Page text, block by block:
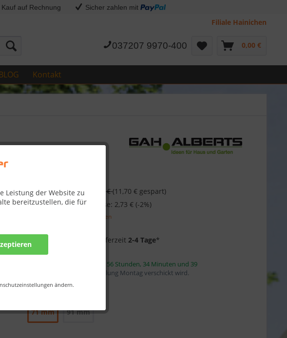
Kauf auf Rechnung Sicher zahlen mit
Filiale Hainichen
037207 9970-400 0,00 €
Kontakt
Leistung der Website zu
bereitzustellen, die für
ändern.
2,79 € 14,49 €(11,70 € gespart)
Skonto-Preis bei Vorkasse: 2,73 € (-2%)
zzgl. Versandkosten
- Lieferzeit2-4 Tage*
56 Stunden, 34 Minuten und 39
, damit die Bestellung Montag verschickt wird.
Größe:
71 mm 91 mm